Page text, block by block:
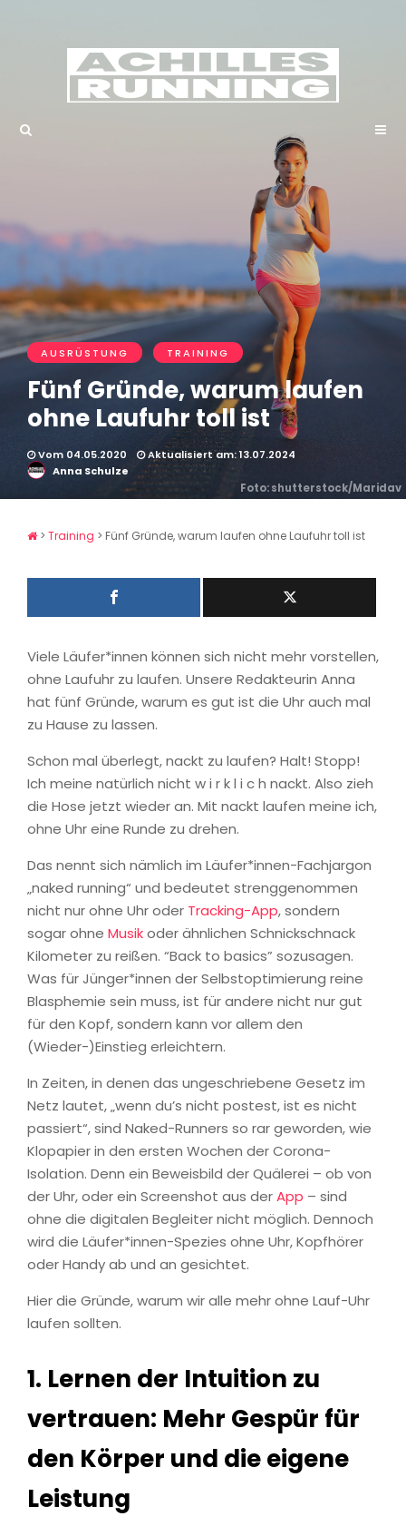
AUSRÜSTUNG TRAINING
Fünf Gründe, warum laufen
ohne Laufuhr toll ist
Vom 04.05.2020
Aktualisiert am: 13.07.2024
Anna Schulze
Foto: shutterstock/Maridav
> Training > Fünf Gründe, warum laufen ohne Laufuhr toll ist
Viele Läufer*innen können sich nicht mehr vorstellen,
ohne Laufuhr zu laufen. Unsere Redakteurin Anna
hat fünf Gründe, warum es gut ist die Uhr auch mal
zu Hause zu lassen.
Schon mal überlegt, nackt zu laufen? Halt! Stopp!
Ich meine natürlich nicht w i r k l i c h nackt. Also zieh
die Hose jetzt wieder an. Mit nackt laufen meine ich,
ohne Uhr eine Runde zu drehen.
Das nennt sich nämlich im Läufer*innen-Fachjargon
„naked running“ und bedeutet strenggenommen
nicht nur ohne Uhr oder Tracking-App, sondern
sogar ohne Musikoder ähnlichen Schnickschnack
Kilometer zu reißen. “Back to basics” sozusagen.
Was für Jünger*innen der Selbstoptimierung reine
Blasphemie sein muss, ist für andere nicht nur gut
für den Kopf, sondern kann vor allem den
(Wieder-)Einstieg erleichtern.
In Zeiten, in denen das ungeschriebene Gesetz im
Netz lautet, „wenn du’s nicht postest, ist es nicht
passiert“, sind Naked-Runners so rar geworden, wie
Klopapier in den ersten Wochen der Corona-
Isolation. Denn ein Beweisbild der Quälerei – ob von
der Uhr, oder ein Screenshot aus derApp – sind
ohne die digitalen Begleiter nicht möglich. Dennoch
wird die Läufer*innen-Spezies ohne Uhr, Kopfhörer
oder Handy ab und an gesichtet.
Hier die Gründe, warum wir alle mehr ohne Lauf-Uhr
laufen sollten.
1. Lernen der Intuition zu
vertrauen: Mehr Gespür für
den Körper und die eigene
Leistung